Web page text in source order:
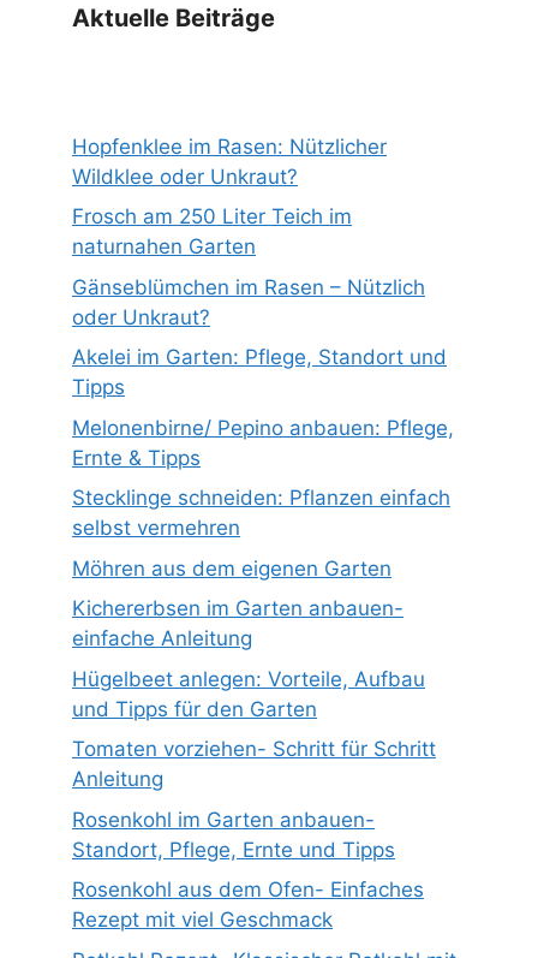
Aktuelle Beiträge
Hopfenklee im Rasen: Nützlicher
Wildklee oder Unkraut?
Frosch am 250 Liter Teich im
naturnahen Garten
Gänseblümchen im Rasen – Nützlich
oder Unkraut?
Akelei im Garten: Pflege, Standort und
Tipps
Melonenbirne/ Pepino anbauen: Pflege,
Ernte & Tipps
Stecklinge schneiden: Pflanzen einfach
selbst vermehren
Möhren aus dem eigenen Garten
Kichererbsen im Garten anbauen-
einfache Anleitung
Hügelbeet anlegen: Vorteile, Aufbau
und Tipps für den Garten
Tomaten vorziehen- Schritt für Schritt
Anleitung
Rosenkohl im Garten anbauen-
Standort, Pflege, Ernte und Tipps
Rosenkohl aus dem Ofen- Einfaches
Rezept mit viel Geschmack